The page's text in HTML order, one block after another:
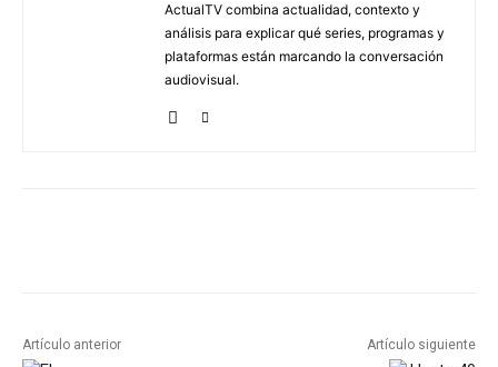
ActualTV combina actualidad, contexto y
análisis para explicar qué series, programas y
plataformas están marcando la conversación
audiovisual.
Artículo anterior Artículo siguiente